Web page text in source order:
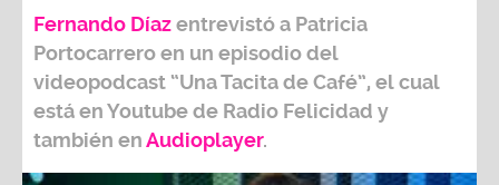
Fernando Díazentrevistó a Patricia
Portocarreroen un episodio del
videopodcast “Una Tacita de Café”, el cual
está en Youtube de Radio Felicidad y
también enAudioplayer.